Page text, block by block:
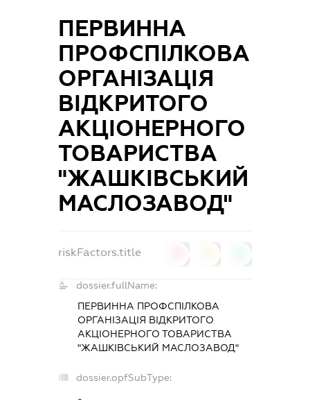
ПЕРВИННА
ПРОФСПІЛКОВА
ОРГАНІЗАЦІЯ
ВІДКРИТОГО
АКЦІОНЕРНОГО
ТОВАРИСТВА
"ЖАШКІВСЬКИЙ
МАСЛОЗАВОД"
riskFactors.title
dossier.fullName:
ПЕРВИННА ПРОФСПІЛКОВА
ОРГАНІЗАЦІЯ ВІДКРИТОГО
АКЦІОНЕРНОГО ТОВАРИСТВА
"ЖАШКІВСЬКИЙ МАСЛОЗАВОД"
dossier.opfSubType:
-